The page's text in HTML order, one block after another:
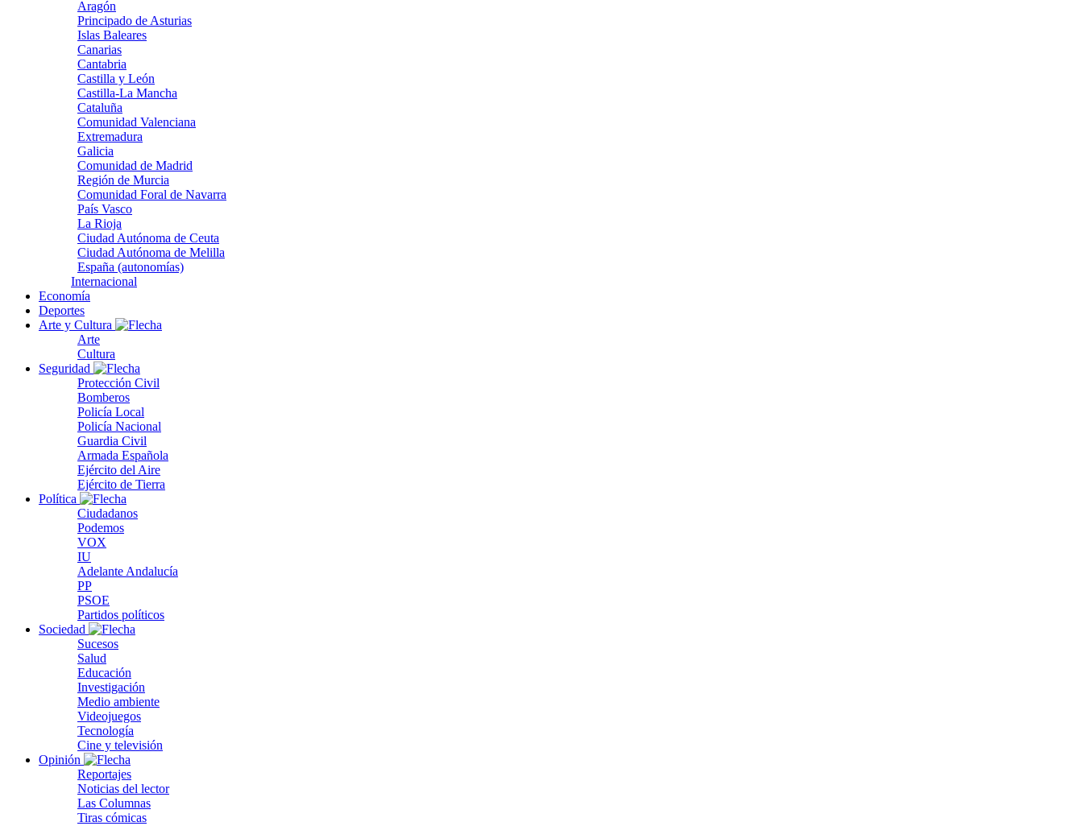
Aragón
Principado de Asturias
Islas Baleares
Canarias
Cantabria
Castilla y León
Castilla-La Mancha
Cataluña
Comunidad Valenciana
Extremadura
Galicia
Comunidad de Madrid
Región de Murcia
Comunidad Foral de Navarra
País Vasco
La Rioja
Ciudad Autónoma de Ceuta
Ciudad Autónoma de Melilla
España (autonomías)
Internacional
Economía
Deportes
Arte y Cultura
Arte
Cultura
Seguridad
Protección Civil
Bomberos
Policía Local
Policía Nacional
Guardia Civil
Armada Española
Ejército del Aire
Ejército de Tierra
Política
Ciudadanos
Podemos
VOX
IU
Adelante Andalucía
PP
PSOE
Partidos políticos
Sociedad
Sucesos
Salud
Educación
Investigación
Medio ambiente
Videojuegos
Tecnología
Cine y televisión
Opinión
Reportajes
Noticias del lector
Las Columnas
Tiras cómicas